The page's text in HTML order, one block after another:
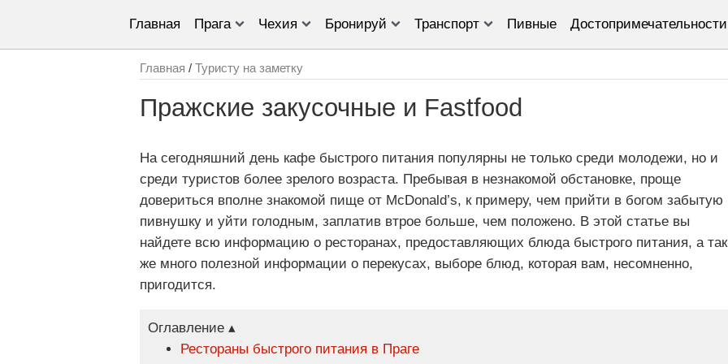
Главная Прага Чехия Бронируй Транспорт Пивные Достопримечательности
Главная / Туристу на заметку
Пражские закусочные и Fastfood
На сегодняшний день кафе быстрого питания популярны не только среди молодежи, но и
среди туристов более зрелого возраста. Пребывая в незнакомой обстановке, проще
довериться вполне знакомой пище от McDonald’s, к примеру, чем прийти в богом забытую
пивнушку и уйти голодным, заплатив втрое больше, чем положено. В этой статье вы
найдете всю информацию о ресторанах, предоставляющих блюда быстрого питания, а так
же много полезной информации о перекусах, выборе блюд, которая вам, несомненно,
пригодится.
Оглавление ▴
Рестораны быстрого питания в Праге